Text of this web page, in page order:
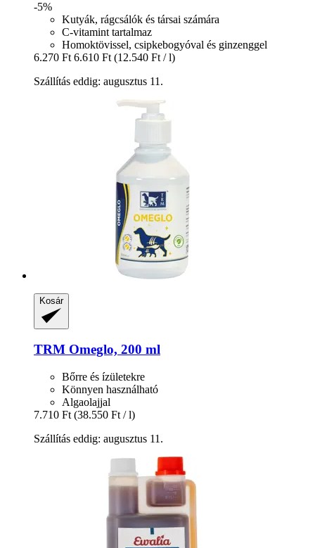
-5%
Kutyák, rágcsálók és társai számára
C-vitamint tartalmaz
Homoktövissel, csipkebogyóval és ginzenggel
6.270 Ft 6.610 Ft (12.540 Ft / l)
Szállítás eddig: augusztus 11.
Kosár
TRM Omeglo, 200 ml
Bőrre és ízületekre
Könnyen használható
Algaolajjal
7.710 Ft (38.550 Ft / l)
Szállítás eddig: augusztus 11.